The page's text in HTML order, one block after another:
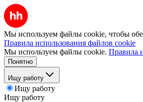
Мы используем файлы cookie, чтобы
Правила использования файлов cookie
Мы используем файлы cookie. Правила
Понятно
Ищу работу
Ищу работу
Ищу работу